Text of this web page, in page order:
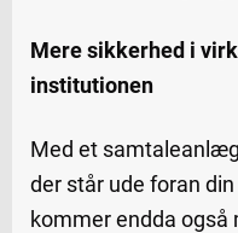
Mere sikkerhed i
institutionen
Med et
der står ude foran
kommer endda også